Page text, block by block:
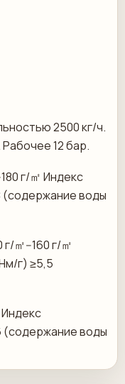
2500 кг/ч.
12 бар.
г/㎡ Индекс
(содержание воды
㎡--160 г/㎡
г) ≥5,5
Индекс
(содержание воды